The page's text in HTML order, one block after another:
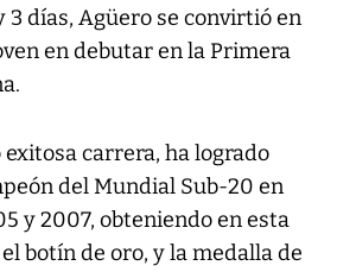
3 días, Agüero se convirtió en
en debutar en la Primera
carrera, ha logrado
del Mundial Sub-20 en
y 2007, obteniendo en esta
botín de oro, y la medalla de